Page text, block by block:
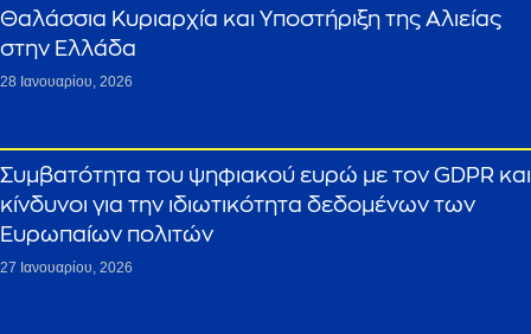
Θαλάσσια Κυριαρχία και Υποστήριξη της Αλιείας
στην Ελλάδα
28 Ιανουαρίου, 2026
Συμβατότητα του ψηφιακού ευρώ με τον GDPR και
κίνδυνοι για την ιδιωτικότητα δεδομένων των
Ευρωπαίων πολιτών
27 Ιανουαρίου, 2026